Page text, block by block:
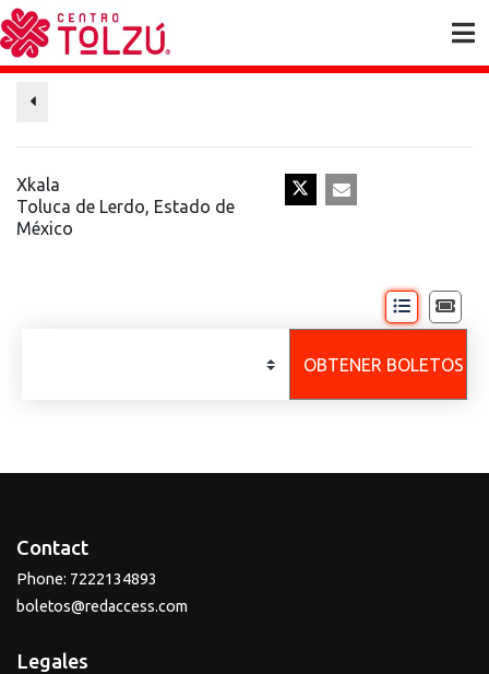
Xkala
Toluca de Lerdo, Estado de
México
OBTENER BOLETOS
Contact
Phone: 7222134893
boletos@redaccess.com
Legales